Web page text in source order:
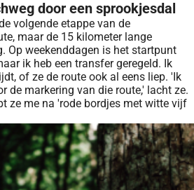
door een sprookjesdal
volgende etappe van de
maar de 15 kilometer lange
Op weekenddagen is het startpunt
ik heb een transfer geregeld. Ik
of ze de route ook al eens liep. 'Ik
de markering van die route,' lacht ze.
ze me na 'rode bordjes met witte vijf